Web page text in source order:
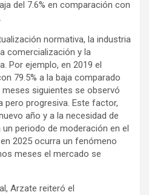
del 7.6% en comparación con
normativa, la industria
comercialización y la
Por ejemplo, en 2019 el
79.5% a la baja comparado
siguientes se observó
pero progresiva. Este factor,
año y a la necesidad de
periodo de moderación en el
2025 ocurra un fenómeno
meses el mercado se
Arzate reiteró el